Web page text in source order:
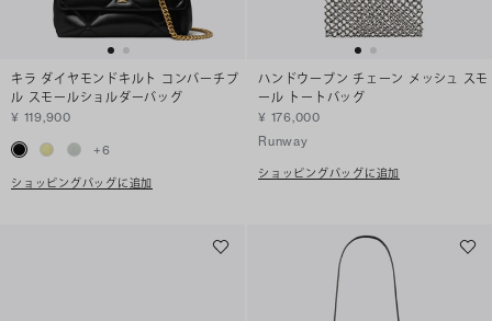
キラ ダイヤモンドキルト コンバーチブ
ル スモールショルダーバッグ
¥ 119,900
+6
ショッピングバッグに追加
ハンドウーブン チェーン メッシュ スモ
ール トートバッグ
¥ 176,000
Runway
ショッピングバッグに追加